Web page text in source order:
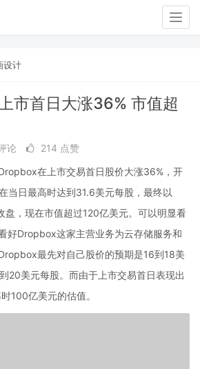
设计
市首日大涨36% 市值超
论
214 点赞
在上市交易首日股价大涨36%，开
当日最高时达到31.6美元每股，最终以
盘，现在市值超过120亿美元。可以明显看
好Dropbox这家主营业务为云存储服务和
最先对自己股价的预期是16到18美
20美元每股。而由于上市交易首日表现出
100亿美元的估值。